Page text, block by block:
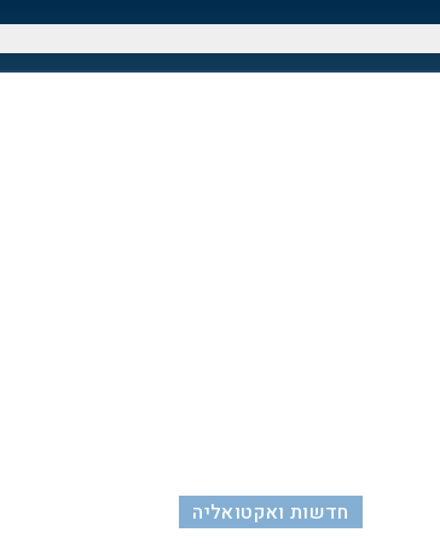
חדשות ואקטואליה